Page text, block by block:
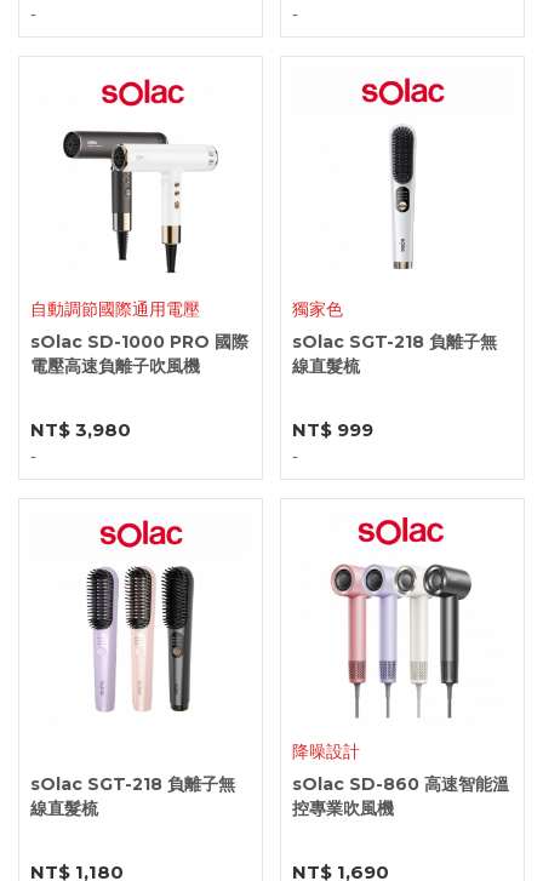
- -
自動調節國際通用電壓
sOlac SD-1000 PRO 國際
電壓高速負離子吹風機
NT$ 3,980
-
獨家色
sOlac SGT-218 負離子無
線直髮梳
NT$ 999
-
sOlac SGT-218 負離子無
線直髮梳
NT$ 1,180
降噪設計
sOlac SD-860 高速智能溫
控專業吹風機
NT$ 1,690